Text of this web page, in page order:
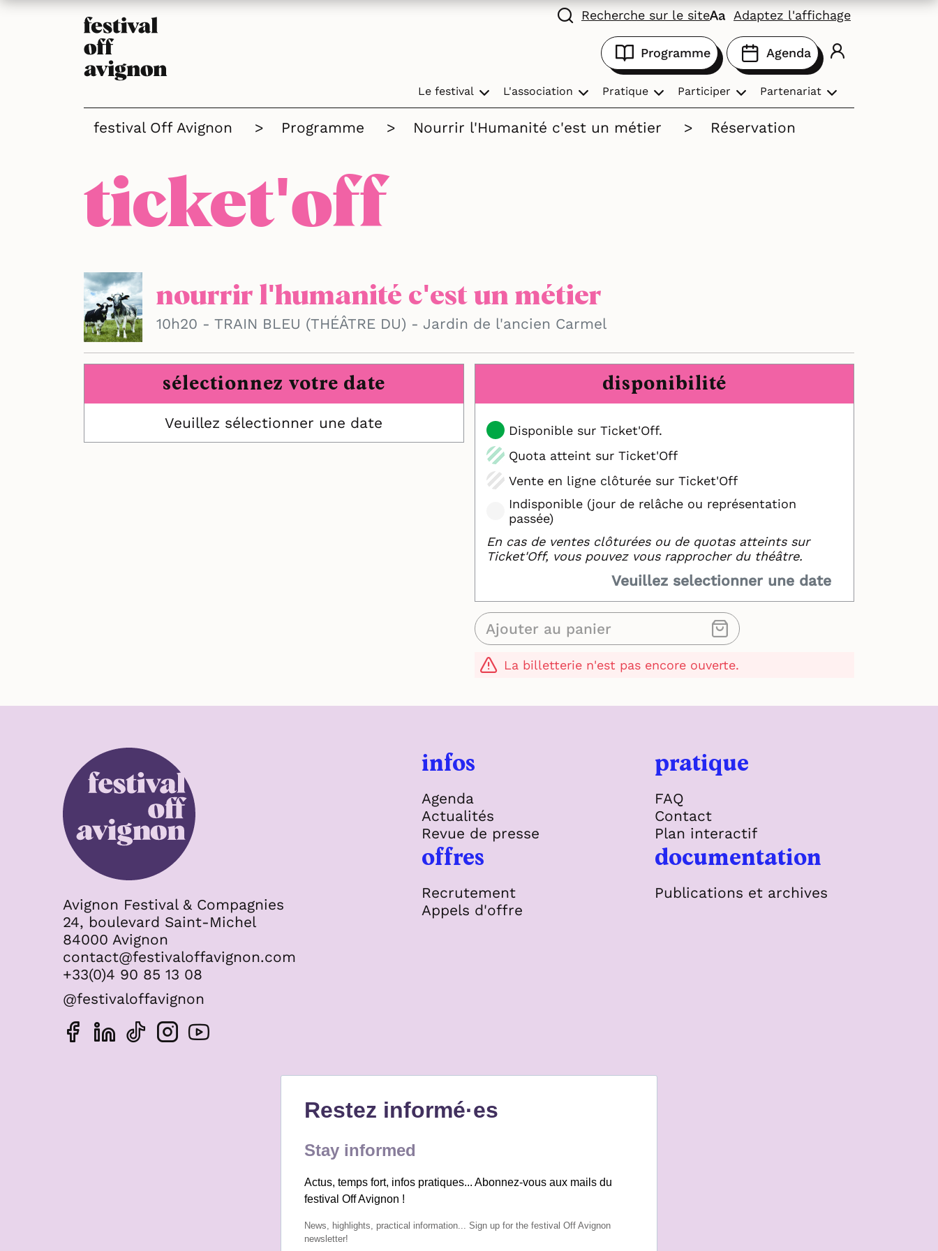
Recherche sur le site Adaptez l'affichage
Le festival L'association Pratique Participer Partenariat
Programme Agenda
festival Off Avignon > Programme > Nourrir l'Humanité c'est un métier > Réservation
ticket'off
nourrir l'humanité c'est un métier
10h20 - TRAIN BLEU (THÉÂTRE DU) - Jardin de l'ancien Carmel
sélectionnez votre date
Veuillez sélectionner une date
disponibilité
Disponible sur Ticket'Off.
Quota atteint sur Ticket'Off
Vente en ligne clôturée sur Ticket'Off
Indisponible (jour de relâche ou représentation
passée)
En cas de ventes clôturées ou de quotas atteints sur
Ticket'Off, vous pouvez vous rapprocher du théâtre.
Veuillez selectionner une date
Ajouter au panier
La billetterie n'est pas encore ouverte.
Avignon Festival & Compagnies
24, boulevard Saint-Michel
84000 Avignon
contact@festivaloffavignon.com
+33(0)4 90 85 13 08
@festivaloffavignon
infos
Agenda
Actualités
Revue de presse
pratique
FAQ
Contact
Plan interactif
offres
Recrutement
Appels d'offre
documentation
Publications et archives